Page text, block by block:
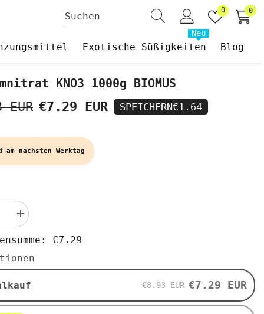
0 0
0
Exotische Süßigkeiten
Neu
Blog
KNO3 1000g BIOMUS
EUR €7.29 EUR SPEICHERN€1.64
am nächsten Werktag
Menge
erhöhen
Kaliumnitrat
1000g
BIOMUS
€7.29
€8.93 EUR €7.29 EUR